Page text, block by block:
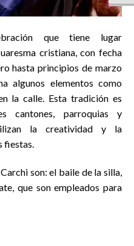
que tiene lugar
cristiana, con fecha
hasta principios de marzo
algunos elementos como
la calle. Esta tradición es
cantones, parroquias y
la creatividad y la
fiestas.
son: el baile de la silla,
que son empleados para